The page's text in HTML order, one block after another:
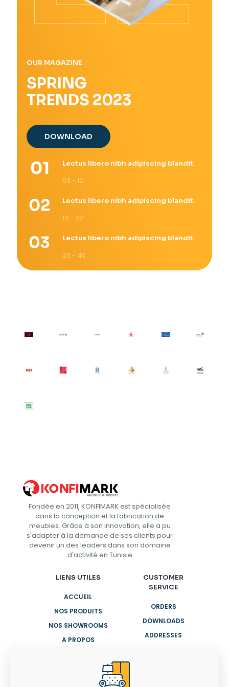
OUR MAGAZINE
SPRING
TRENDS 2023
DOWNLOAD
Lectus libero nibh adipiscing blandit.
03 - 12
Lectus libero nibh adipiscing blandit.
13 - 22
Lectus libero nibh adipiscing blandit.
23 - 40
Fondée en 2011, KONFIMARK est spécialisée
dans la conception et la fabrication de
meubles. Grâce à son innovation, elle a pu
s'adapter à la demande de ses clients pour
devenir un des leaders dans son domaine
d'activité en Tunisie
LIENS UTILES
ACCUEIL
NOS PRODUITS
NOS SHOWROOMS
A PROPOS
CUSTOMER
SERVICE
ORDERS
DOWNLOADS
ADDRESSES